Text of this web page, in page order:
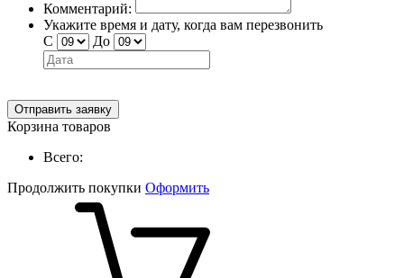
Комментарий:
Укажите время и дату, когда вам перезвонить
С
До
Отправить заявку
Корзина товаров
Всего:
Продолжить покупки Оформить